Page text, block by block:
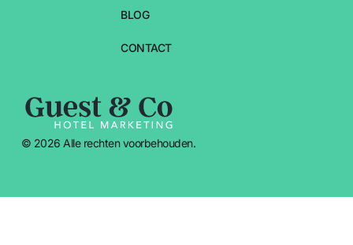
© 2026 Alle rechten voorbehouden.
BLOG
CONTACT